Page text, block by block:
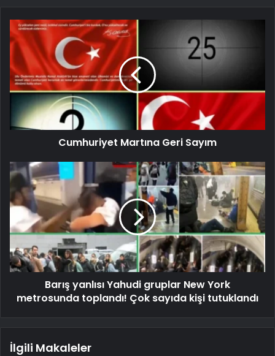
Cumhuriyet Martına Geri Sayım
Barış yanlısı Yahudi gruplar New York
metrosunda toplandı! Çok sayıda kişi tutuklandı
İlgili Makaleler